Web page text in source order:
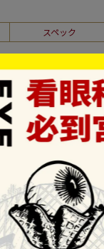
スペック
物、牛奶
陽餅8片
公分)